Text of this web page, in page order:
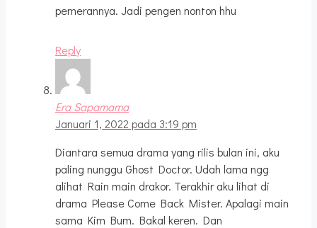
pemerannya. Jadi pengen nonton hhu
Reply
Era Sapamama
Januari 1, 2022 pada 3:19 pm
Diantara semua drama yang rilis bulan ini, aku
paling nunggu Ghost Doctor. Udah lama ngg
alihat Rain main drakor. Terakhir aku lihat di
drama Please Come Back Mister. Apalagi main
sama Kim Bum. Bakal keren. Dan